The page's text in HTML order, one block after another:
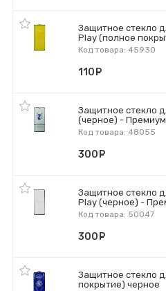
Защитное стекло
Play (полное
Код товара: 45930
110
Защитное стекло
(черное) - Премиум
Код товара: 48055
300
Защитное стекло
Play (черное) -
Код товара: 50047
300
Защитное стекло
покрытие) черное